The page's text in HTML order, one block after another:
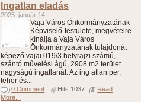
Ingatlan eladás
2025. január 14.
Vaja Város Önkormányzatának
Képviselő-testülete, megvételre
kínálja a Vaja Város
Önkormányzatának tulajdonát
képező vajai 019/3 helyrajzi számú,
szántó művelési ágú, 2908 m2 terület
nagyságú ingatlanát. Az ing atlan per,
teher és...
0 Comment Hits:1037
Read
More...